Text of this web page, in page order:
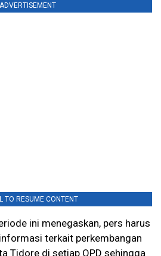
ADVERTISEMENT
TO RESUME CONTENT
ini menegaskan, pers harus
terkait perkembangan
Tidore di setiap OPD sehingga